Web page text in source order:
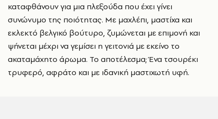
καταφθάνουν για μια πλεξούδα που έχει γίνει
συνώνυμο της ποιότητας. Με μαχλέπι, μαστίχα και
εκλεκτό βελγικό βούτυρο, ζυμώνεται με επιμονή και
ψήνεται μέχρι να γεμίσει η γειτονιά με εκείνο το
ακαταμάχητο άρωμα. Το αποτέλεσμα; Ένα τσουρέκι
τρυφερό, αφράτο και με ιδανική μαστιχωτή υφή.